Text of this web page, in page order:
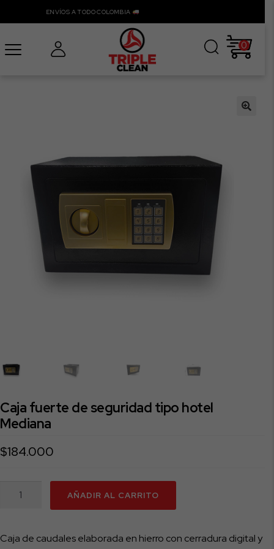
ENVÍOS A TODO COLOMBIA
0
Caja fuerte de seguridad tipo hotel
Mediana
$184.000
seguridad
AÑADIR AL CARRITO
Caja de caudales elaborada en hierro con cerradura digital y